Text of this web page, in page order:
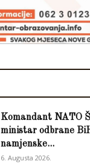
Komandant NATO
ministar odbrane
namjenske...
6. Augusta 2026.